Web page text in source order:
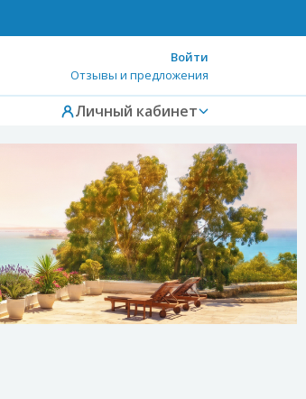
Войти
Отзывы и предложения
Личный кабинет